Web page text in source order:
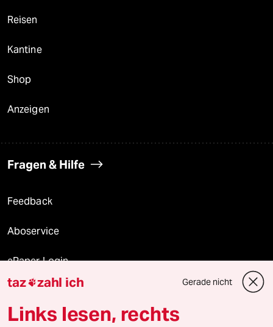
Reisen
Kantine
Shop
Anzeigen
Fragen & Hilfe
Feedback
Aboservice
ePaper Login
Downloads für Abonnierende
taz zahl ich Gerade nicht
Links lesen, rechts